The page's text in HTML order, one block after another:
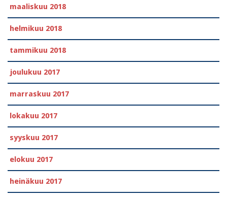
maaliskuu 2018
helmikuu 2018
tammikuu 2018
joulukuu 2017
marraskuu 2017
lokakuu 2017
syyskuu 2017
elokuu 2017
heinäkuu 2017